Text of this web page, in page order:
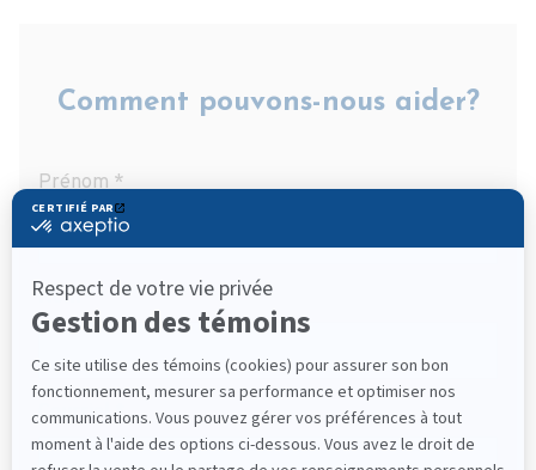
Comment pouvons-nous aider?
Prénom*
Nom*
Courriel*